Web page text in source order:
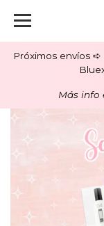
Próximos envíos ➪
Más info